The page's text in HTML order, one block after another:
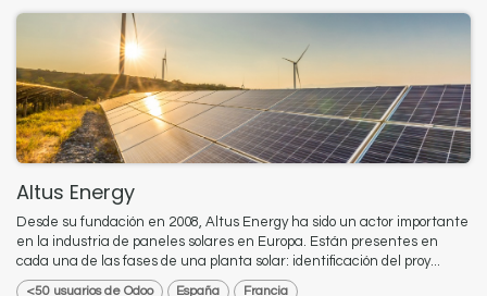
Altus Energy
Desde su fundación en 2008, Altus Energy ha sido un actor importante
en la industria de paneles solares en Europa. Están presentes en
cada una de las fases de una planta solar: identificación del proy...
<50 usuarios de Odoo España Francia